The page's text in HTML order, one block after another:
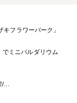
フラワーパーク」
でミニパルダリウム
…